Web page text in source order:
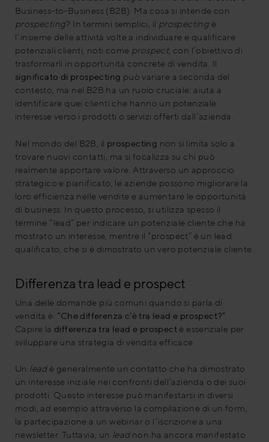
Business-to-Business (B2B). Ma cosa si intende con
prospecting? In termini semplici, il prospecting è
l’insieme delle attività volte a individuare e qualificare
potenziali clienti, noti come prospect, con l’obiettivo di
trasformarli in opportunità concrete di vendita. Il
significato di prospecting può variare a seconda del
contesto, ma nel B2B ha un ruolo cruciale: aiuta a
identificare quei clienti che hanno un potenziale
interesse verso i prodotti o servizi offerti dall’azienda.
Nel mondo del B2B, il prospecting non si limita solo a
trovare nuovi contatti, ma si focalizza su chi può
realmente apportare valore. Attraverso un approccio
strategico e pianificato, le aziende possono migliorare la
loro efficienza nelle vendite e aumentare le opportunità
di business. In questo processo, si utilizza spesso il
termine “lead” per indicare un potenziale cliente che ha
mostrato un interesse, mentre il “prospect” è un lead
qualificato, che si è dimostrato un vero potenziale cliente.
Differenza tra lead e prospect
Una delle domande più comuni quando si parla di
vendita è: “Che differenza c’è tra lead e prospect?”
Capire ladifferenza tra lead e prospect è essenziale per
sviluppare una strategia di vendita efficace.
Un leadè generalmente un contatto che ha dimostrato
un interesse iniziale nei confronti dell’azienda o dei suoi
prodotti. Questo interesse può manifestarsi in diversi
modi, ad esempio attraverso la compilazione di un form,
la partecipazione a un webinar o l’iscrizione a una
newsletter. Tuttavia, un leadnon ha ancora manifestato